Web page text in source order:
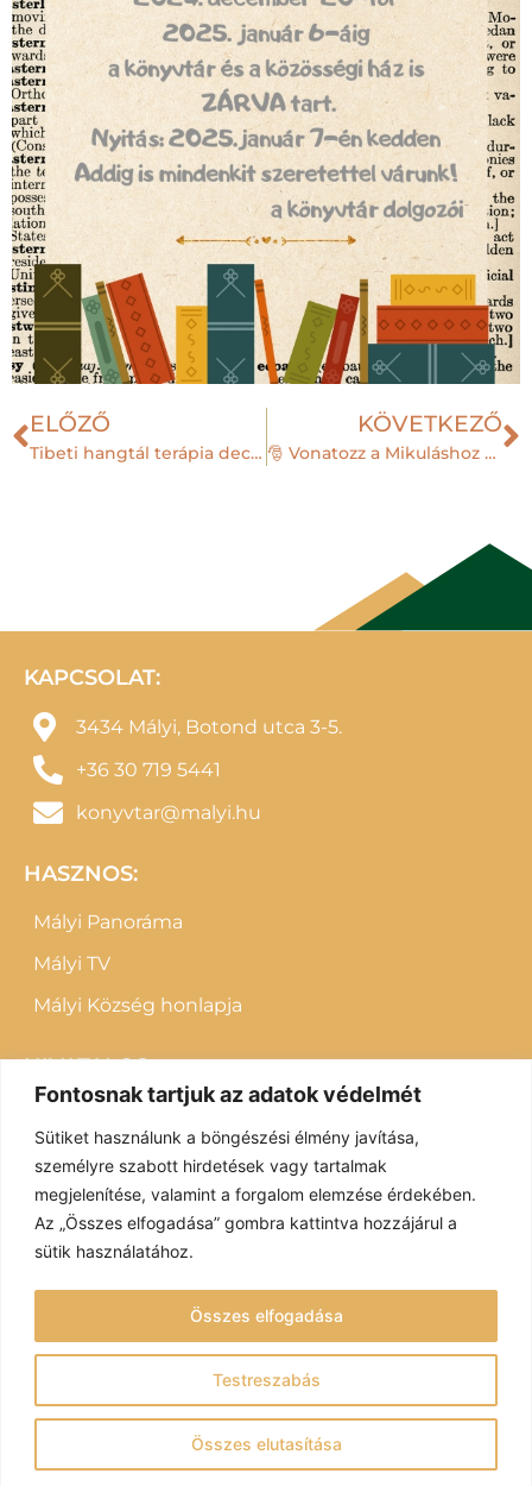
Fontosnak tartjuk az adatok védelmét
Sütiket használunk a böngészési élmény javítása,
személyre szabott hirdetések vagy tartalmak
megjelenítése, valamint a forgalom elemzése érdekében.
Az „Összes elfogadása” gombra kattintva hozzájárul a
sütik használatához.
Testreszabás
Összes elutasítása
Összes elfogadása
ELŐZŐ
Tibeti hangtál terápia decembertől Mályiban
KÖVETKEZŐ
🎅 Vonatozz a Mikuláshoz Mályiban!
KAPCSOLAT:
3434 Mályi, Botond utca 3-5.
+36 30 719 5441
konyvtar@malyi.hu
HASZNOS:
Mályi Panoráma
Mályi TV
Mályi Község honlapja
HIVATALOS:
Letölthető dokumentumok
Impresszum
Adatvédelem
Fenntartó: Mályi Község Önkormányzata
© Mályi Móra Ferenc Közösségi Ház és Könyvtár 2022 – Minden
jog fenntartva
Redesign: V.AD Marketing